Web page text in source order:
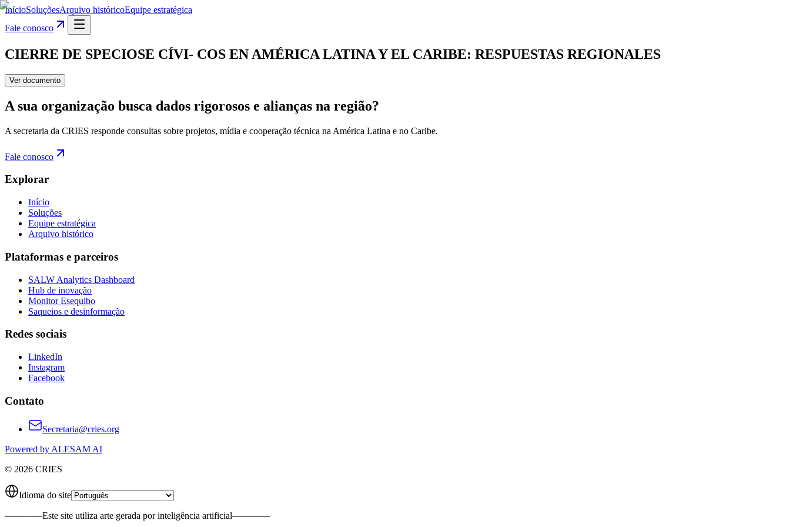
InícioSoluçõesArquivo históricoEquipe estratégica
Fale conosco
CIERRE DE SPECIOSE CÍVI- COS EN AMÉRICA LATINA Y EL CARIBE: RESPUESTAS REGIONALES
Ver documento
A sua organização busca dados rigorosos e alianças na região?
A secretaria da CRIES responde consultas sobre projetos, mídia e cooperação técnica na América Latina e no Caribe.
Fale conosco
Explorar
Início
Soluções
Equipe estratégica
Arquivo histórico
Plataformas e parceiros
SALW Analytics Dashboard
Hub de inovação
Monitor Esequibo
Saqueios e desinformação
Redes sociais
LinkedIn
Instagram
Facebook
Contato
Secretaria@cries.org
Powered by ALESAM AI
© 2026 CRIES
Idioma do site
————Este site utiliza arte gerada por inteligência artificial————